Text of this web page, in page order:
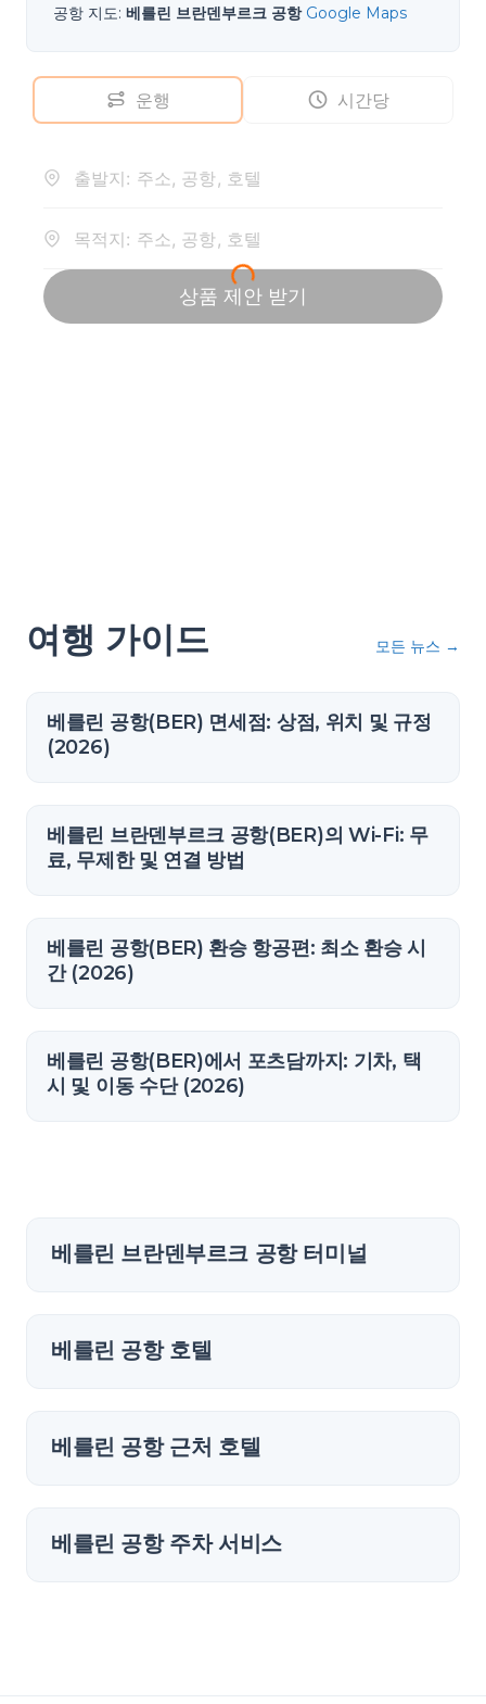
공항 지도: 베를린 브란덴부르크 공항 Google Maps
여행 가이드 모든 뉴스 →
베를린 공항(BER) 면세점: 상점, 위치 및 규정
(2026)
베를린 브란덴부르크 공항(BER)의 Wi-Fi: 무
료, 무제한 및 연결 방법
베를린 공항(BER) 환승 항공편: 최소 환승 시
간 (2026)
베를린 공항(BER)에서 포츠담까지: 기차, 택
시 및 이동 수단 (2026)
베를린 브란덴부르크 공항 터미널
베를린 공항 호텔
베를린 공항 근처 호텔
베를린 공항 주차 서비스